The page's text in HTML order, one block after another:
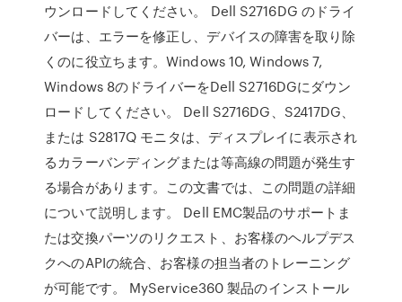
ウンロードしてください。 Dell S2716DG のドライ
バーは、エラーを修正し、デバイスの障害を取り除
くのに役立ちます。Windows 10, Windows 7,
Windows 8のドライバーをDell S2716DGにダウン
ロードしてください。 Dell S2716DG、S2417DG、
または S2817Q モニタは、ディスプレイに表示され
るカラーバンディングまたは等高線の問題が発生す
る場合があります。この文書では、この問題の詳細
について説明します。 Dell EMC製品のサポートま
たは交換パーツのリクエスト、お客様のヘルプデス
クへのAPIの統合、お客様の担当者のトレーニング
が可能です。 MyService360 製品のインストール